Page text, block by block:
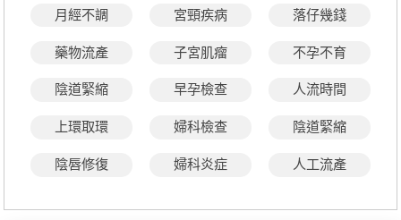
月經不調 宮頸疾病 落仔幾錢
藥物流產 子宮肌瘤 不孕不育
陰道緊縮 早孕檢查 人流時間
上環取環 婦科檢查 陰道緊縮
陰唇修復 婦科炎症 人工流產